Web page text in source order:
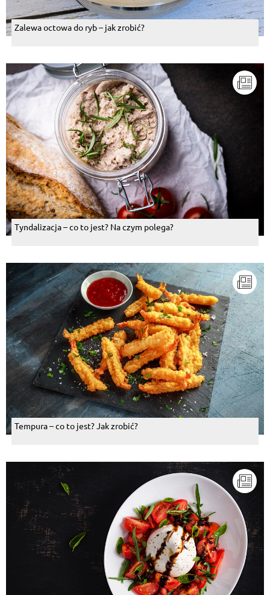
Zalewa octowa do ryb – jak zrobić?
Tyndalizacja – co to jest? Na czym polega?
Tempura – co to jest? Jak zrobić?